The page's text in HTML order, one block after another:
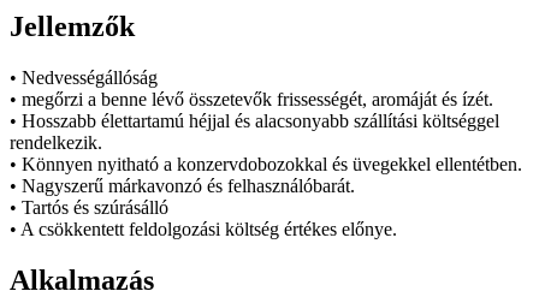
Jellemzők
• Nedvességállóság
• megőrzi a benne lévő összetevők frissességét, aromáját és ízét.
• Hosszabb élettartamú héjjal és alacsonyabb szállítási költséggel
rendelkezik.
• Könnyen nyitható a konzervdobozokkal és üvegekkel ellentétben.
• Nagyszerű márkavonzó és felhasználóbarát.
• Tartós és szúrásálló
• A csökkentett feldolgozási költség értékes előnye.
Alkalmazás